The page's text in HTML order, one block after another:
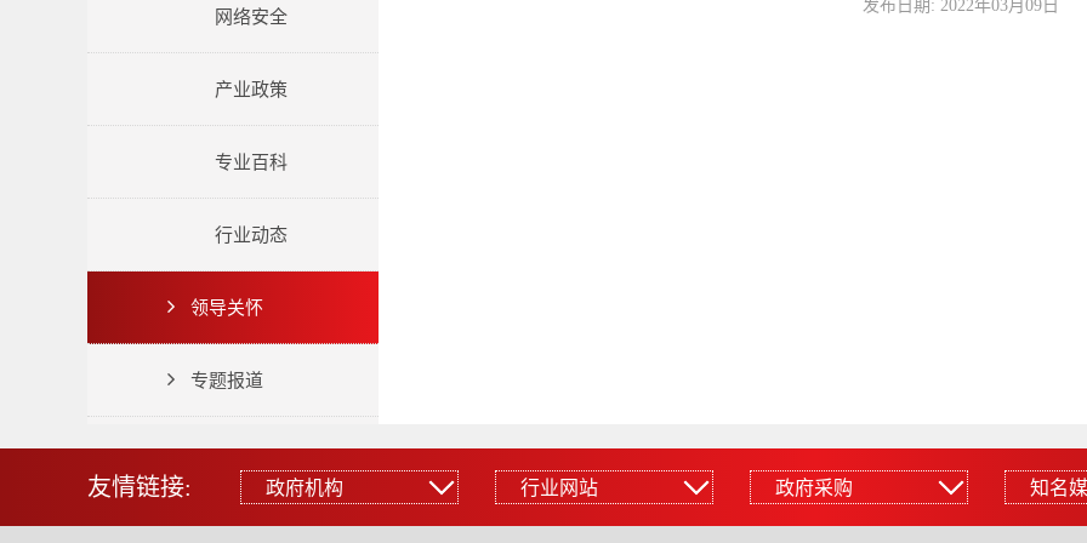
网络安全
产业政策
专业百科
行业动态
领导关怀
专题报道
发布日期: 2022年03月09日
友情链接: 政府机构
政府机构
行业网站
行业网站
政府采购
政府采购
知名
知名媒体